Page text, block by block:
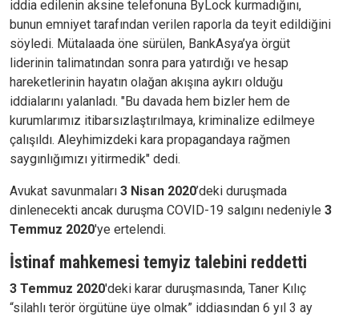
iddia edilenin aksine telefonuna ByLock kurmadığını,
bunun emniyet tarafından verilen raporla da teyit edildiğini
söyledi. Mütalaada öne sürülen, BankAsya’ya örgüt
liderinin talimatından sonra para yatırdığı ve hesap
hareketlerinin hayatın olağan akışına aykırı olduğu
iddialarını yalanladı. "Bu davada hem bizler hem de
kurumlarımız itibarsızlaştırılmaya, kriminalize edilmeye
çalışıldı. Aleyhimizdeki kara propagandaya rağmen
saygınlığımızı yitirmedik" dedi.
Avukat savunmaları 3 Nisan 2020’deki duruşmada
dinlenecekti ancak duruşma COVID-19 salgını nedeniyle 3
Temmuz 2020'ye ertelendi.
İstinaf mahkemesi temyiz talebini reddetti
3 Temmuz 2020'deki karar duruşmasında, Taner Kılıç
“silahlı terör örgütüne üye olmak” iddiasından 6 yıl 3 ay